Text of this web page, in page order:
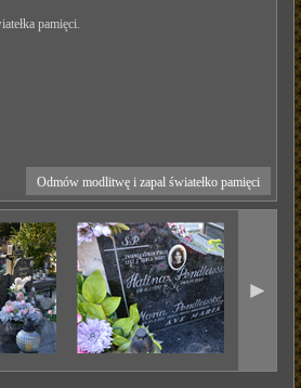
pamięci.
Odmów modlitwę i zapal światełko pamięci
►